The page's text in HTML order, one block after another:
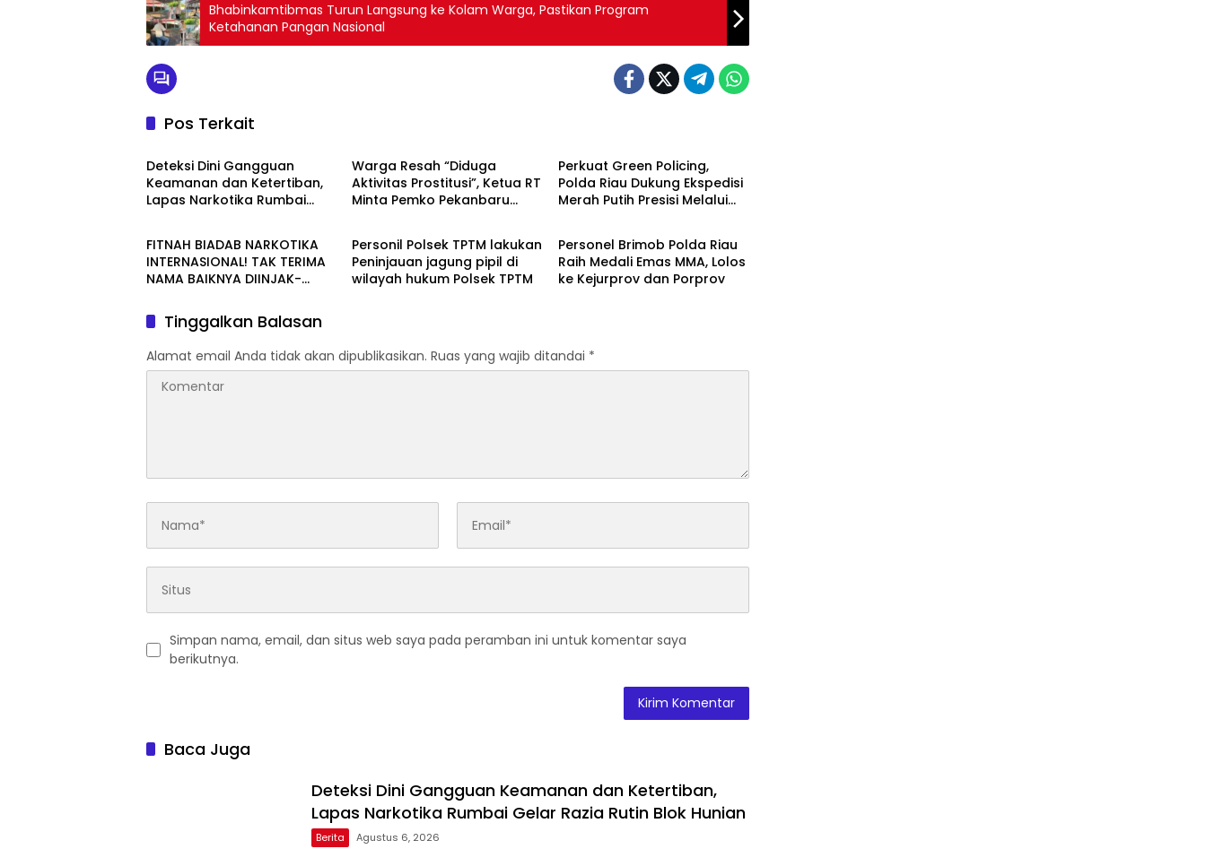
Bhabinkamtibmas Turun Langsung ke Kolam Warga, Pastikan Program
Ketahanan Pangan Nasional
Pos Terkait
Berita
Deteksi Dini Gangguan
Keamanan dan Ketertiban,
Lapas Narkotika Rumbai
Warga Resah “Diduga
Aktivitas Prostitusi”, Ketua RT
Minta Pemko Pekanbaru
Jalan Tanjung Datuk
Perkuat Green Policing,
Polda Riau Dukung Ekspedisi
Merah Putih Presisi Melalui
Berita
FITNAH BIADAB NARKOTIKA
INTERNASIONAL! TAK TERIMA
NAMA BAIKNYA DIINJAK-
WAR: SIAP Bantai DAN SERET
AKUN PEMBUNUH KARAKTER
KE PENJARA POLDA KEPRI!
Berita
Personil Polsek TPTM lakukan
Peninjauan jagung pipil di
wilayah hukum Polsek TPTM
Berita
Personel Brimob Polda Riau
Raih Medali Emas MMA, Lolos
ke Kejurprov dan Porprov
Tinggalkan Balasan
Alamat email Anda tidak akan dipublikasikan. Ruas yang wajib ditandai *
Simpan nama, email, dan situs web saya pada peramban ini untuk komentar saya
berikutnya.
Baca Juga
Deteksi Dini Gangguan Keamanan dan Ketertiban,
Lapas Narkotika Rumbai Gelar Razia Rutin Blok Hunian
Berita Agustus 6, 2026